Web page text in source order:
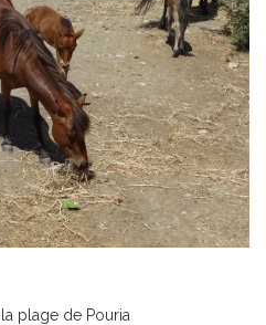
plage de Pouria